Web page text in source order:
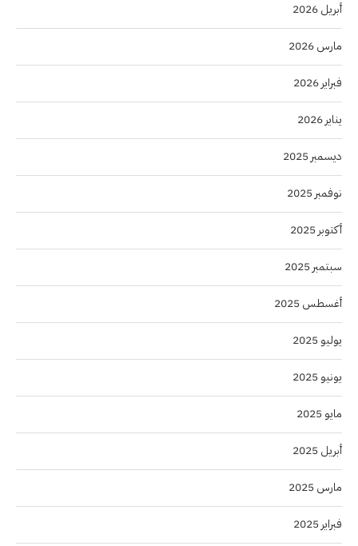
أبريل 2026
مارس 2026
فبراير 2026
يناير 2026
ديسمبر 2025
نوفمبر 2025
أكتوبر 2025
سبتمبر 2025
أغسطس 2025
يوليو 2025
يونيو 2025
مايو 2025
أبريل 2025
مارس 2025
فبراير 2025